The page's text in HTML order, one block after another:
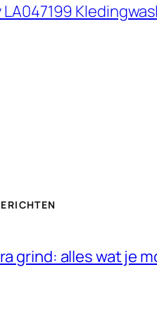
LA047199
grind: alles wat je